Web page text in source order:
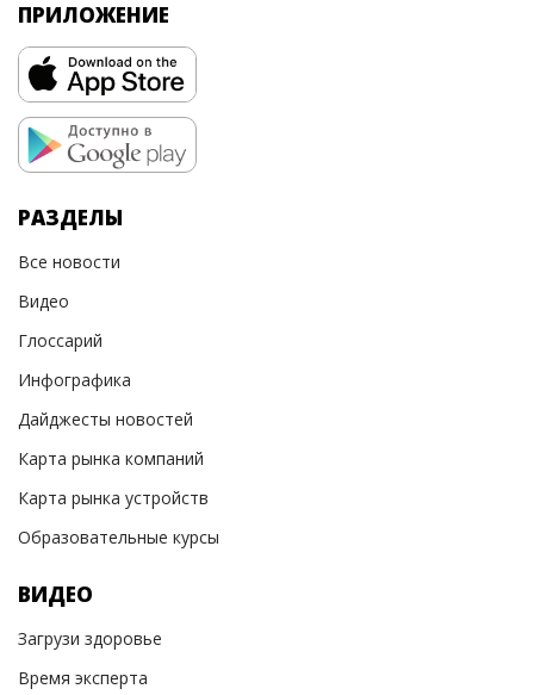
ПРИЛОЖЕНИЕ
РАЗДЕЛЫ
Все новости
Видео
Глоссарий
Инфографика
Дайджесты новостей
Карта рынка компаний
Карта рынка устройств
Образовательные курсы
ВИДЕО
Загрузи здоровье
Время эксперта